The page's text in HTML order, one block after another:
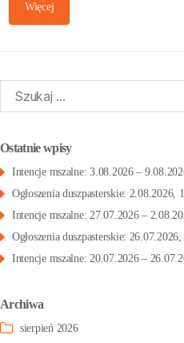
Więcej
Ostatnie wpisy
Intencje mszalne: 3.08.2026 –
Ogłoszenia duszpasterskie: 2.08.2026,
Intencje mszalne: 27.07.2026 –
Ogłoszenia duszpasterskie:
Intencje mszalne: 20.07.2026 –
Archiwa
sierpień 2026